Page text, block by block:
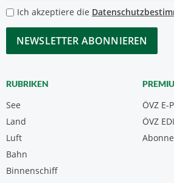
*
Datenschutzbestimmungen
*
Ich akzeptiere die
CAPTCHA
RUBRIKEN
See
Land
Luft
Bahn
Binnenschiff
ÖVZ E-
ÖVZ